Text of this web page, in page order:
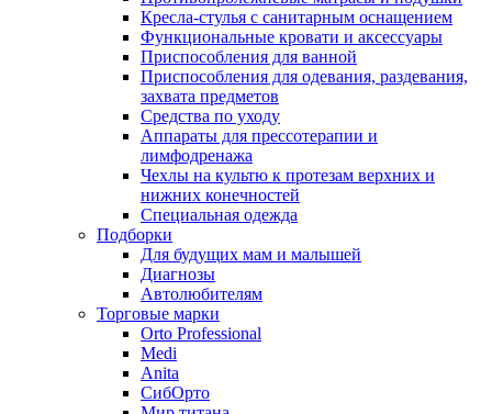
Кресла-стулья с санитарным оснащением
Функциональные кровати и аксессуары
Приспособления для ванной
Приспособления для одевания, раздевания,
захвата предметов
Средства по уходу
Аппараты для прессотерапии и
лимфодренажа
Чехлы на культю к протезам верхних и
нижних конечностей
Специальная одежда
Подборки
Для будущих мам и малышей
Диагнозы
Автолюбителям
Торговые марки
Orto Professional
Medi
Anita
СибОрто